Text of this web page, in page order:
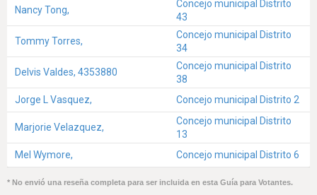
Nancy Tong,
Concejo municipal Distrito
43
Tommy Torres,
Concejo municipal Distrito
34
Delvis Valdes, 4353880
Concejo municipal Distrito
38
Jorge L Vasquez,
Concejo municipal Distrito 2
Marjorie Velazquez,
Concejo municipal Distrito
13
Mel Wymore,
Concejo municipal Distrito 6
* No envió una reseña completa para ser incluida en esta Guía para Votantes.